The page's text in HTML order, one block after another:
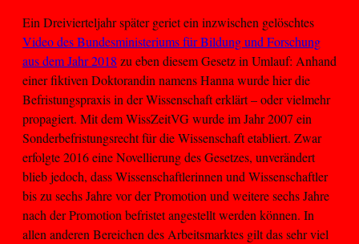
Ein Dreivierteljahr später geriet ein inzwischen gelöschtes
Video des Bundesministeriums für Bildung und Forschung
aus dem Jahr 2018 zu eben diesem Gesetz in Umlauf: Anhand
einer fiktiven Doktorandin namens Hanna wurde hier die
Befristungspraxis in der Wissenschaft erklärt – oder vielmehr
propagiert. Mit dem WissZeitVG wurde im Jahr 2007 ein
Sonderbefristungsrecht für die Wissenschaft etabliert. Zwar
erfolgte 2016 eine Novellierung des Gesetzes, unverändert
blieb jedoch, dass Wissenschaftlerinnen und Wissenschaftler
bis zu sechs Jahre vor der Promotion und weitere sechs Jahre
nach der Promotion befristet angestellt werden können. In
allen anderen Bereichen des Arbeitsmarktes gilt das sehr viel